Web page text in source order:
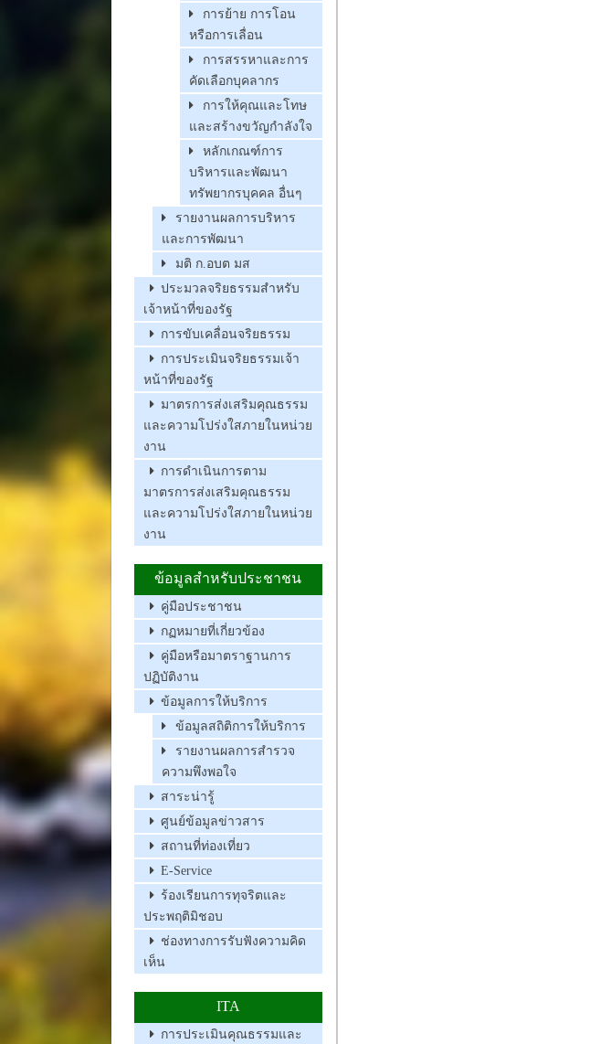
การย้าย การโอน
หรือการเลื่อน
การสรรหาและการ
คัดเลือกบุคลากร
การให้คุณและโทษ
และสร้างขวัญกำลังใจ
หลักเกณฑ์การ
บริหารและพัฒนา
ทรัพยากรบุคคล อื่นๆ
รายงานผลการบริหาร
และการพัฒนา
มติ ก.อบต มส
ประมวลจริยธรรมสำหรับ
เจ้าหน้าที่ของรัฐ
การขับเคลื่อนจริยธรรม
การประเมินจริยธรรมเจ้า
หน้าที่ของรัฐ
มาตรการส่งเสริมคุณธรรม
และความโปร่งใสภายในหน่วย
งาน
การดำเนินการตาม
มาตรการส่งเสริมคุณธรรม
และความโปร่งใสภายในหน่วย
งาน
ข้อมูลสำหรับประชาชน
คู่มือประชาชน
กฏหมายที่เกี่ยวข้อง
คู่มือหรือมาตราฐานการ
ปฏิบัติงาน
ข้อมูลการให้บริการ
ข้อมูลสถิติการให้บริการ
รายงานผลการสำรวจ
ความพึงพอใจ
สาระน่ารู้
ศูนย์ข้อมูลข่าวสาร
สถานที่ท่องเที่ยว
E-Service
ร้องเรียนการทุจริตและ
ประพฤติมิชอบ
ช่องทางการรับฟังความคิด
เห็น
ITA
การประเมินคุณธรรมและ